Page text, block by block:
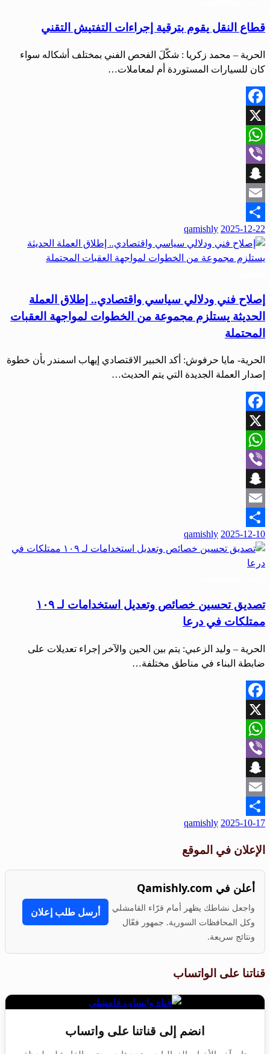
قطاع النقل يقوم بترقية إجراءات التفتيش التقني
الحرية – محمد زكريا : شكّلَ الفحص الفني بمختلف أشكاله سواء
كان للسيارات المستوردة أم لمعاملات…
Facebook
X
WhatsApp
Viber
Snapchat
Email
Share
نُشر
في
2025-12-22
qamishly
إصلاح فني ودلالي سياسي واقتصادي.. إطلاق العملة
الحديثة يستلزم مجموعة من الخطوات لمواجهة العقبات
المحتملة
الحرية- مايا حرفوش: أكد الخبير الاقتصادي إيهاب اسمندر بأن خطوة
إصدار العملة الجديدة التي يتم الحديث…
Facebook
X
WhatsApp
Viber
Snapchat
Email
Share
نُشر
في
2025-12-10
qamishly
تصديق تحسين خصائص وتعديل استخدامات لـ ١٠٩
ممتلكات في درعا
الحرية – وليد الزعبي: يتم بين الحين والآخر إجراء تعديلات على
ضابطة البناء في مناطق مختلفة…
Facebook
X
WhatsApp
Viber
Snapchat
Email
Share
نُشر
2025-10-17
qamishly
الإعلان في الموقع
أعلن في Qamishly.com
واجعل نشاطك يظهر أمام قرّاء القامشلي
وكل المحافظات السورية. جمهور فعّال
ونتائج سريعة.
أرسل طلب إعلان
قناتنا على الواتساب
انضم إلى قناتنا على واتساب